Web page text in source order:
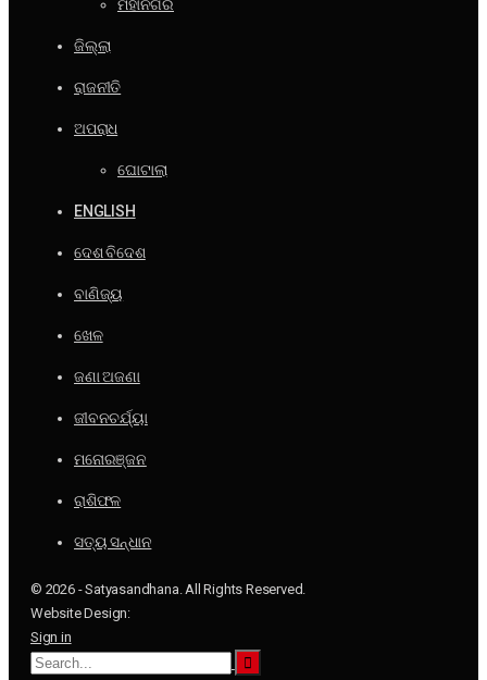
ମହାନଗର
ଜିଲ୍ଲା
ରାଜନୀତି
ଅପରାଧ
ଘୋଟାଲା
ENGLISH
ଦେଶ ବିଦେଶ
ବାଣିଜ୍ୟ
ଖେଳ
ଜଣା ଅଜଣା
ଜୀବନଚର୍ଯ୍ୟା
ମନୋରଞ୍ଜନ
ରାଶିଫଳ
ସତ୍ୟ ସନ୍ଧାନ
© 2026 - Satyasandhana. All Rights Reserved.
Website Design:
Sign in